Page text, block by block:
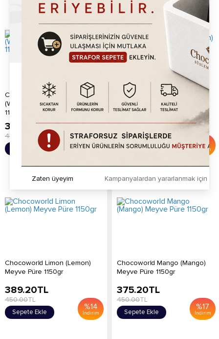
Chocoworld Karpuz
(Watermelon) Meyve Püre
1150gr
% 14
İndirim
389.20TL
450.00
Sepete Ekle
Chocoworld Kavun (Melon)
Meyve Püre 1150gr
%14
İndirim
389.20TL
450.00TL
Sepete Ekle
Chocoworld Limon (Lemon)
Meyve Püre 1150gr
%14
İndirim
389.20TL
450.00TL
Sepete Ekle
Chocoworld Mango (Mango)
Meyve Püre 1150gr
%17
İndirim
375.20TL
450.00TL
Sepete Ekle
Kampanyalardan yararlanmak için
Zaten üyeyim